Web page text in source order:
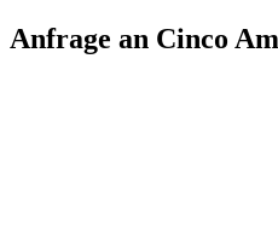
Anfrage an Cinco